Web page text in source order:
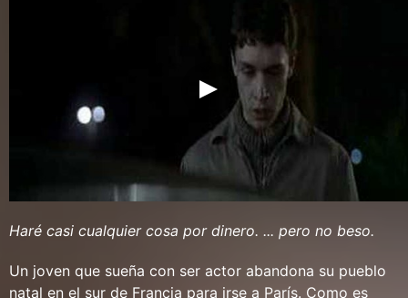
Haré casi cualquier cosa por dinero. ... pero no beso.
Un joven que sueña con ser actor abandona su pueblo
natal en el sur de Francia para irse a París. Como es